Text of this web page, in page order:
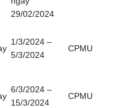
29/02/2024
1/3/2024 –
5/3/2024
CPMU
6/3/2024 –
15/3/2024
CPMU